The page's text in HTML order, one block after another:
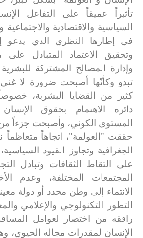
تأثيراً عميقاً على التفاعل
السياسية والاقتصادية والاجتماعية
في إطارها النظري الذي يدعو
وتحقيق الاعتماد المتبادل
وإدارة المصالح المشتركة
تبدو وكأنّها أصبحت ضرورة لا غنى
كثير من القضايا البشرية،
دائرة الاهتمام بحقوق
المستوى الكوني، وأصبحت جزءاً من
حققت "العولمة"، اتجاهاً
الجغرافية وتجاوز القيود
على التقاط الثقافات وتبادل
المجتمعات المختلفة، وعدم
الانتماء إلى وطن محدد أو دولة
التطور التكنولوجي والإعلامي
رافقه من اختصار لعوامل
الإنسان لمقدرات مجاله الحيوي،